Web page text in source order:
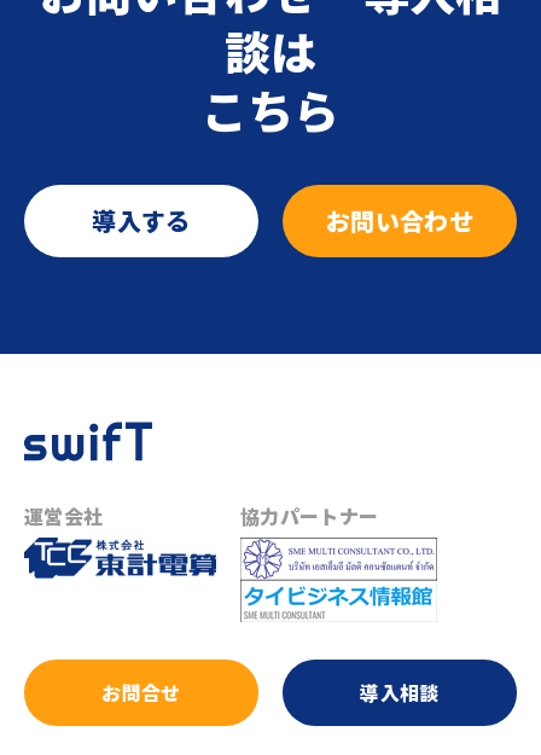
談は
こちら
導入する お問い合わせ
運営会社 協力パートナー
お問合せ 導入相談